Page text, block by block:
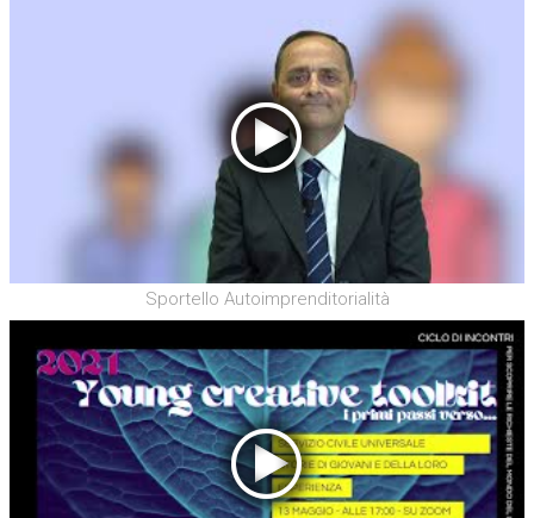
Sportello Autoimprenditorialità